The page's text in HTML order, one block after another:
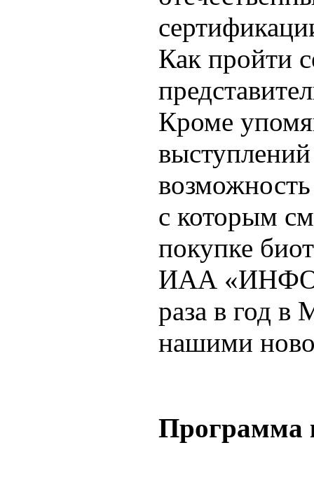
Как пройти
Кроме
возможность
с которым
покупке
ИАА
раза в год в
нашими
Программа